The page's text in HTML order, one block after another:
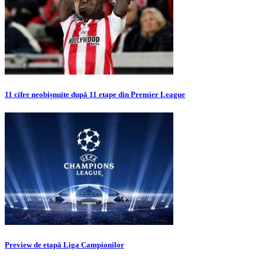
11 cifre neobișnuite după 11 etape din Premier League
Preview de etapă Liga Campionilor